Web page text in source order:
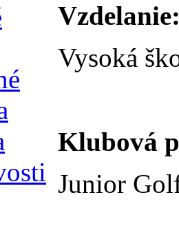
Vysoká
Klubová
Junior